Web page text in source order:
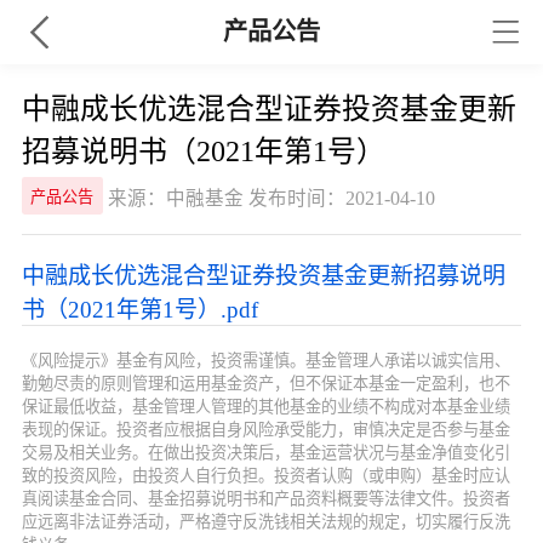
产品公告
中融成长优选混合型证券投资基金更新
招募说明书（2021年第1号）
产品公告 来源：中融基金 发布时间：2021-04-10
中融成长优选混合型证券投资基金更新招募说明
书（2021年第1号）.pdf
《风险提示》基金有风险，投资需谨慎。基金管理人承诺以诚实信用、
勤勉尽责的原则管理和运用基金资产，但不保证本基金一定盈利，也不
保证最低收益，基金管理人管理的其他基金的业绩不构成对本基金业绩
表现的保证。投资者应根据自身风险承受能力，审慎决定是否参与基金
交易及相关业务。在做出投资决策后，基金运营状况与基金净值变化引
致的投资风险，由投资人自行负担。投资者认购（或申购）基金时应认
真阅读基金合同、基金招募说明书和产品资料概要等法律文件。投资者
应远离非法证券活动，严格遵守反洗钱相关法规的规定，切实履行反洗